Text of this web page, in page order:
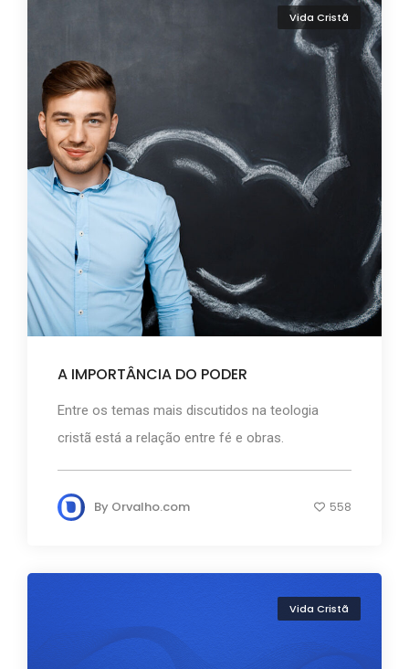
Vida Cristã
A IMPORTÂNCIA DO PODER
Entre os temas mais discutidos na teologia
cristã está a relação entre fé e obras.
By Orvalho.com 558
Vida Cristã